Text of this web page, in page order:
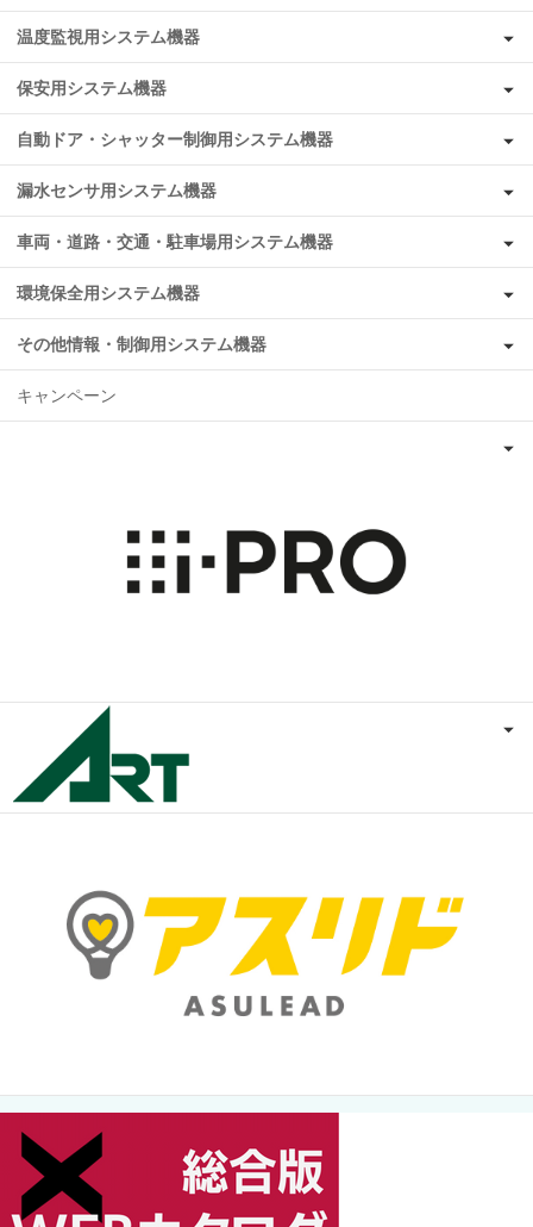
温度監視用システム機器
保安用システム機器
自動ドア・シャッター制御用システム機器
漏水センサ用システム機器
車両・道路・交通・駐車場用システム機器
環境保全用システム機器
その他情報・制御用システム機器
キャンペーン